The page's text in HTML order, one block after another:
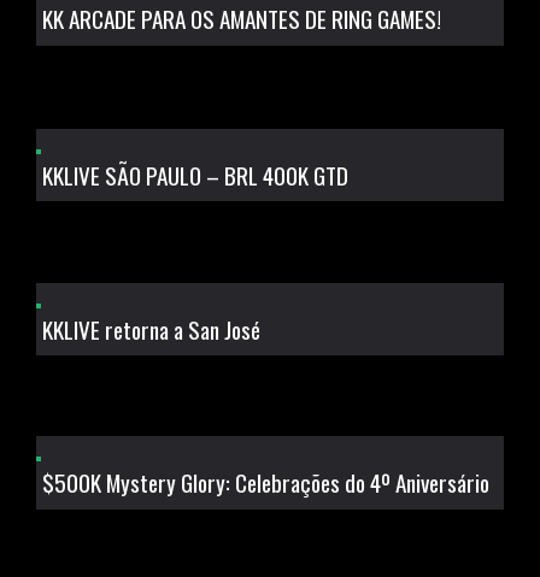
KK ARCADE PARA OS AMANTES DE RING GAMES!
KKLIVE SÃO PAULO – BRL 400K GTD
KKLIVE retorna a San José
$500K Mystery Glory: Celebrações do 4º Aniversário